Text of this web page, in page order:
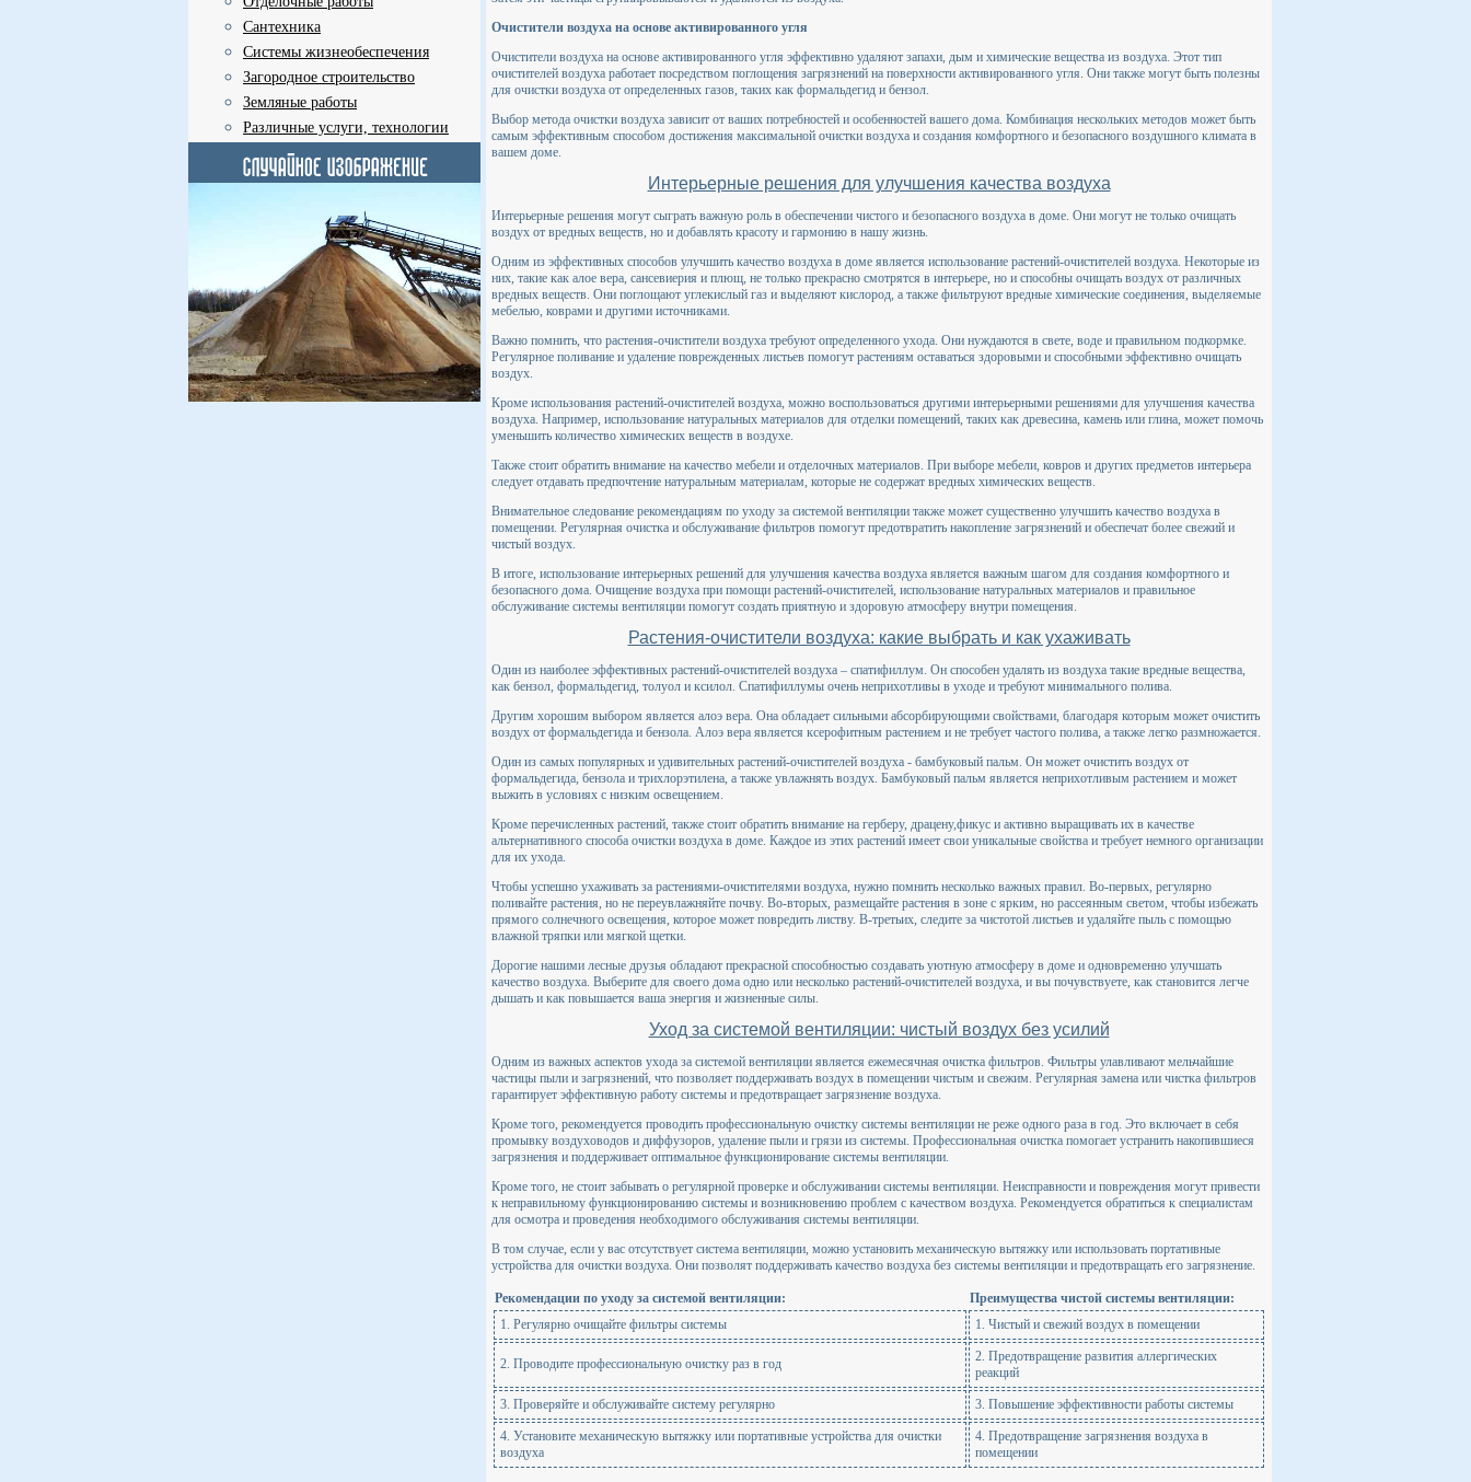
Сантехника
Системы жизнеобеспечения
Загородное строительство
Земляные работы
Различные услуги, технологии
Очистители воздуха на основе активированного угля
Очистители воздуха на основе активированного угля эффективно удаляют запахи, дым и химические вещества из воздуха. Этот тип
очистителей воздуха работает посредством поглощения загрязнений на поверхности активированного угля. Они также могут быть полезны
для очистки воздуха от определенных газов, таких как формальдегид и бензол.
Выбор метода очистки воздуха зависит от ваших потребностей и особенностей вашего дома. Комбинация нескольких методов может быть
самым эффективным способом достижения максимальной очистки воздуха и создания комфортного и безопасного воздушного климата в
вашем доме.
Интерьерные решения для улучшения качества воздуха
Интерьерные решения могут сыграть важную роль в обеспечении чистого и безопасного воздуха в доме. Они могут не только очищать
воздух от вредных веществ, но и добавлять красоту и гармонию в нашу жизнь.
Одним из эффективных способов улучшить качество воздуха в доме является использование растений-очистителей воздуха. Некоторые из
них, такие как алое вера, сансевиерия и плющ, не только прекрасно смотрятся в интерьере, но и способны очищать воздух от различных
вредных веществ. Они поглощают углекислый газ и выделяют кислород, а также фильтруют вредные химические соединения, выделяемые
мебелью, коврами и другими источниками.
Важно помнить, что растения-очистители воздуха требуют определенного ухода. Они нуждаются в свете, воде и правильном подкормке.
Регулярное поливание и удаление поврежденных листьев помогут растениям оставаться здоровыми и способными эффективно очищать
воздух.
Кроме использования растений-очистителей воздуха, можно воспользоваться другими интерьерными решениями для улучшения качества
воздуха. Например, использование натуральных материалов для отделки помещений, таких как древесина, камень или глина, может помочь
уменьшить количество химических веществ в воздухе.
Также стоит обратить внимание на качество мебели и отделочных материалов. При выборе мебели, ковров и других предметов интерьера
следует отдавать предпочтение натуральным материалам, которые не содержат вредных химических веществ.
Внимательное следование рекомендациям по уходу за системой вентиляции также может существенно улучшить качество воздуха в
помещении. Регулярная очистка и обслуживание фильтров помогут предотвратить накопление загрязнений и обеспечат более свежий и
чистый воздух.
В итоге, использование интерьерных решений для улучшения качества воздуха является важным шагом для создания комфортного и
безопасного дома. Очищение воздуха при помощи растений-очистителей, использование натуральных материалов и правильное
обслуживание системы вентиляции помогут создать приятную и здоровую атмосферу внутри помещения.
Растения-очистители воздуха: какие выбрать и как ухаживать
Один из наиболее эффективных растений-очистителей воздуха – спатифиллум. Он способен удалять из воздуха такие вредные вещества,
как бензол, формальдегид, толуол и ксилол. Спатифиллумы очень неприхотливы в уходе и требуют минимального полива.
Другим хорошим выбором является алоэ вера. Она обладает сильными абсорбирующими свойствами, благодаря которым может очистить
воздух от формальдегида и бензола. Алоэ вера является ксерофитным растением и не требует частого полива, а также легко размножается.
Один из самых популярных и удивительных растений-очистителей воздуха - бамбуковый пальм. Он может очистить воздух от
формальдегида, бензола и трихлорэтилена, а также увлажнять воздух. Бамбуковый пальм является неприхотливым растением и может
выжить в условиях с низким освещением.
Кроме перечисленных растений, также стоит обратить внимание на герберу, драцену,фикус и активно выращивать их в качестве
альтернативного способа очистки воздуха в доме. Каждое из этих растений имеет свои уникальные свойства и требует немного организации
для их ухода.
Чтобы успешно ухаживать за растениями-очистителями воздуха, нужно помнить несколько важных правил. Во-первых, регулярно
поливайте растения, но не переувлажняйте почву. Во-вторых, размещайте растения в зоне с ярким, но рассеянным светом, чтобы избежать
прямого солнечного освещения, которое может повредить листву. В-третьих, следите за чистотой листьев и удаляйте пыль с помощью
влажной тряпки или мягкой щетки.
Дорогие нашими лесные друзья обладают прекрасной способностью создавать уютную атмосферу в доме и одновременно улучшать
качество воздуха. Выберите для своего дома одно или несколько растений-очистителей воздуха, и вы почувствуете, как становится легче
дышать и как повышается ваша энергия и жизненные силы.
Уход за системой вентиляции: чистый воздух без усилий
Одним из важных аспектов ухода за системой вентиляции является ежемесячная очистка фильтров. Фильтры улавливают мельчайшие
частицы пыли и загрязнений, что позволяет поддерживать воздух в помещении чистым и свежим. Регулярная замена или чистка фильтров
гарантирует эффективную работу системы и предотвращает загрязнение воздуха.
Кроме того, рекомендуется проводить профессиональную очистку системы вентиляции не реже одного раза в год. Это включает в себя
промывку воздуховодов и диффузоров, удаление пыли и грязи из системы. Профессиональная очистка помогает устранить накопившиеся
загрязнения и поддерживает оптимальное функционирование системы вентиляции.
Кроме того, не стоит забывать о регулярной проверке и обслуживании системы вентиляции. Неисправности и повреждения могут привести
к неправильному функционированию системы и возникновению проблем с качеством воздуха. Рекомендуется обратиться к специалистам
для осмотра и проведения необходимого обслуживания системы вентиляции.
В том случае, если у вас отсутствует система вентиляции, можно установить механическую вытяжку или использовать портативные
устройства для очистки воздуха. Они позволят поддерживать качество воздуха без системы вентиляции и предотвращать его загрязнение.
Рекомендации по уходу за системой вентиляции:
Преимущества чистой системы вентиляции:
1. Регулярно очищайте фильтры системы
1. Чистый и свежий воздух в помещении
2. Проводите профессиональную очистку раз в год
2. Предотвращение развития аллергических
реакций
3. Проверяйте и обслуживайте систему регулярно 3. Повышение эффективности работы системы
4. Установите механическую вытяжку или портативные устройства для очистки
воздуха
4. Предотвращение загрязнения воздуха в
помещении